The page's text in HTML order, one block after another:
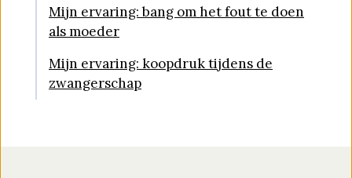
Mijn ervaring: bang om het fout te doen
als moeder
Mijn ervaring: koopdruk tijdens de
zwangerschap